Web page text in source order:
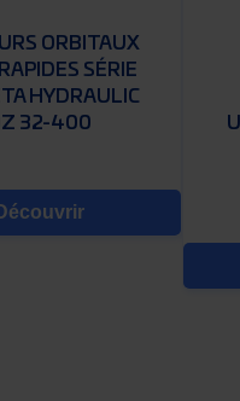
ORBITAUX
SÉRIE
HYDRAULIC
32-400